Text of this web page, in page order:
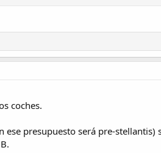
coches.
ese presupuesto será pre-stellantis)